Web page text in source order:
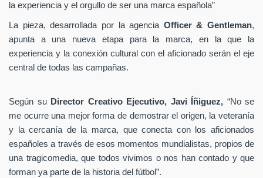
la experiencia y el orgullo de ser una marca española”
La pieza, desarrollada por la agencia Officer & Gentleman,
apunta a una nueva etapa para la marca, en la que la
experiencia y la conexión cultural con el aficionado serán el eje
central de todas las campañas.
Según su Director Creativo Ejecutivo, Javi Íñiguez, “No se
me ocurre una mejor forma de demostrar el origen, la veteranía
y la cercanía de la marca, que conecta con los aficionados
españoles a través de esos momentos mundialistas, propios de
una tragicomedia, que todos vivimos o nos han contado y que
forman ya parte de la historia del fútbol”.